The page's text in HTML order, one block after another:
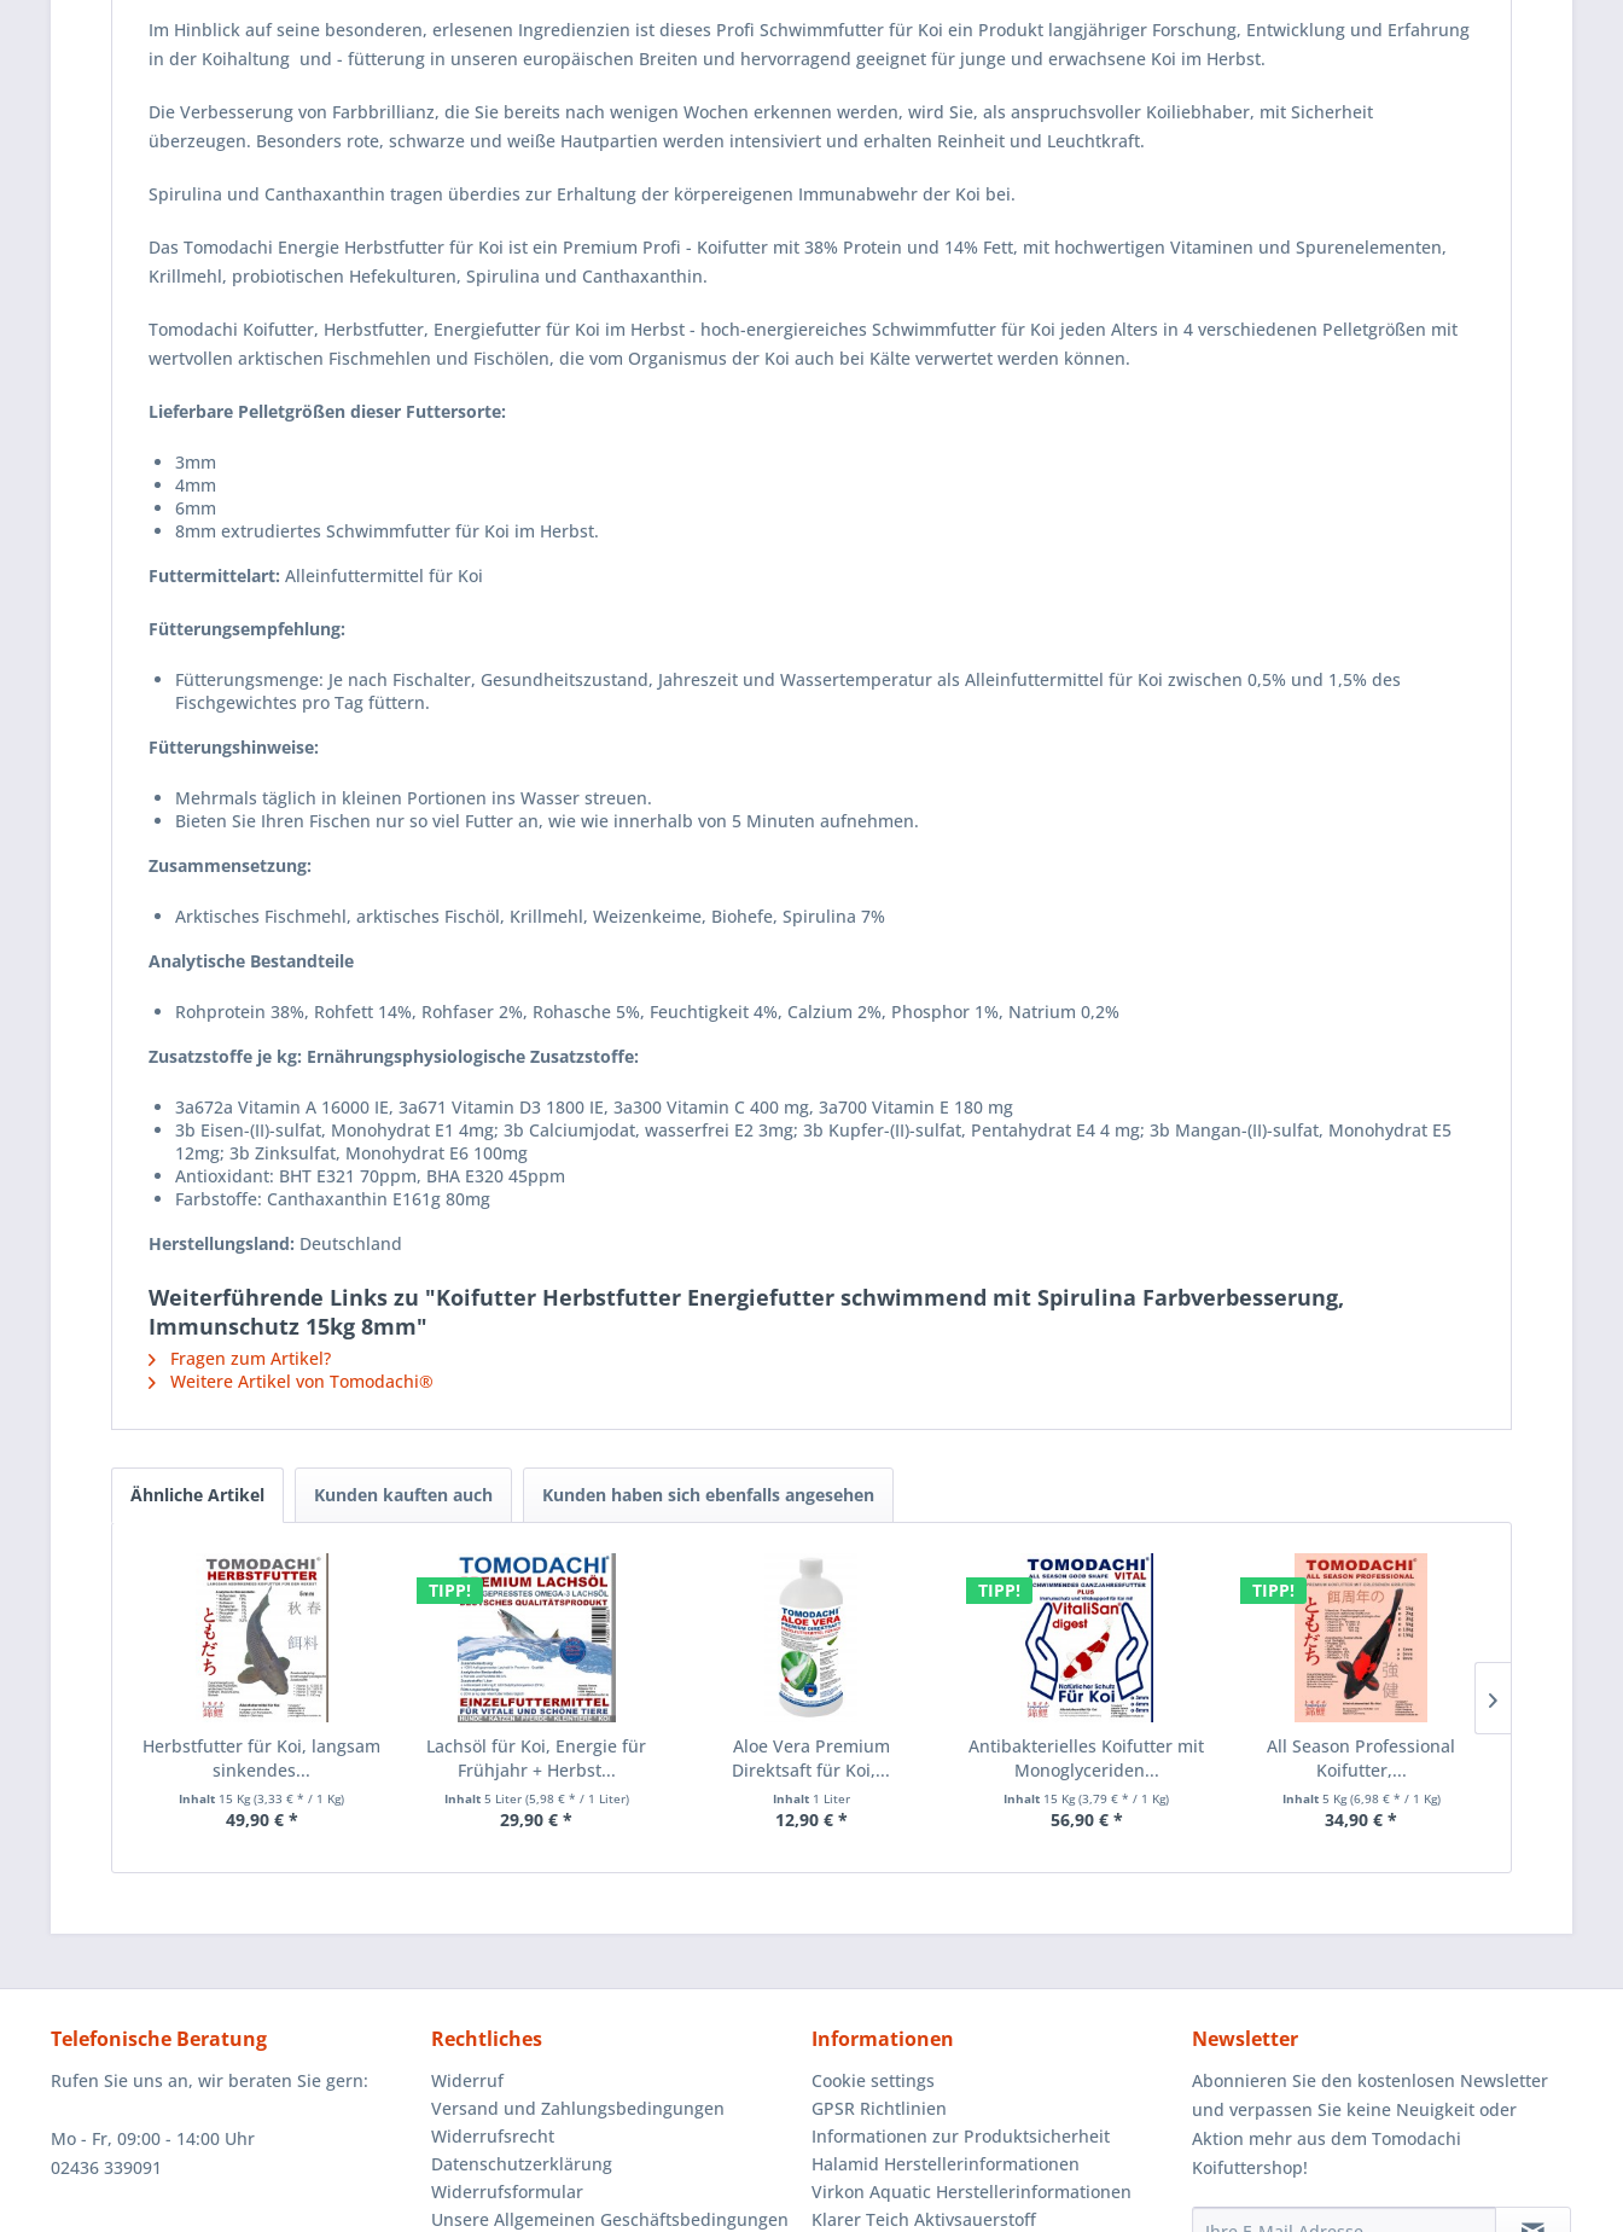
Im Hinblick auf seine besonderen, erlesenen Ingredienzien ist dieses Profi Schwimmfutter für Koi ein Produkt langjähriger Forschung, Entwicklung und Erfahrung
in der Koihaltung und - fütterung in unseren europäischen Breiten und hervorragend geeignet für junge und erwachsene Koi im Herbst.
Die Verbesserung von Farbbrillianz, die Sie bereits nach wenigen Wochen erkennen werden, wird Sie, als anspruchsvoller Koiliebhaber, mit Sicherheit
überzeugen. Besonders rote, schwarze und weiße Hautpartien werden intensiviert und erhalten Reinheit und Leuchtkraft.
Spirulina und Canthaxanthin tragen überdies zur Erhaltung der körpereigenen Immunabwehr der Koi bei.
Das Tomodachi Energie Herbstfutter für Koi ist ein Premium Profi - Koifutter mit 38% Protein und 14% Fett, mit hochwertigen Vitaminen und Spurenelementen,
Krillmehl, probiotischen Hefekulturen, Spirulina und Canthaxanthin.
Tomodachi Koifutter, Herbstfutter, Energiefutter für Koi im Herbst - hoch-energiereiches Schwimmfutter für Koi jeden Alters in 4 verschiedenen Pelletgrößen mit
wertvollen arktischen Fischmehlen und Fischölen, die vom Organismus der Koi auch bei Kälte verwertet werden können.
Lieferbare Pelletgrößen dieser Futtersorte:
3mm
4mm
6mm
8mm extrudiertes Schwimmfutter für Koi im Herbst.
Futtermittelart: Alleinfuttermittel für Koi
Fütterungsempfehlung:
Fütterungsmenge: Je nach Fischalter, Gesundheitszustand, Jahreszeit und Wassertemperatur als Alleinfuttermittel für Koi zwischen 0,5% und 1,5% des
Fischgewichtes pro Tag füttern.
Fütterungshinweise:
Mehrmals täglich in kleinen Portionen ins Wasser streuen.
Bieten Sie Ihren Fischen nur so viel Futter an, wie wie innerhalb von 5 Minuten aufnehmen.
Zusammensetzung:
Arktisches Fischmehl, arktisches Fischöl, Krillmehl, Weizenkeime, Biohefe, Spirulina 7%
Analytische Bestandteile
Rohprotein 38%, Rohfett 14%, Rohfaser 2%, Rohasche 5%, Feuchtigkeit 4%, Calzium 2%, Phosphor 1%, Natrium 0,2%
Zusatzstoffe je kg: Ernährungsphysiologische Zusatzstoffe:
3a672a Vitamin A 16000 IE, 3a671 Vitamin D3 1800 IE, 3a300 Vitamin C 400 mg, 3a700 Vitamin E 180 mg
3b Eisen-(II)-sulfat, Monohydrat E1 4mg; 3b Calciumjodat, wasserfrei E2 3mg; 3b Kupfer-(II)-sulfat, Pentahydrat E4 4 mg; 3b Mangan-(II)-sulfat, Monohydrat E5
12mg; 3b Zinksulfat, Monohydrat E6 100mg
Antioxidant: BHT E321 70ppm, BHA E320 45ppm
Farbstoffe: Canthaxanthin E161g 80mg
Herstellungsland: Deutschland
Weiterführende Links zu "Koifutter Herbstfutter Energiefutter schwimmend mit Spirulina Farbverbesserung,
Immunschutz 15kg 8mm"
Fragen zum Artikel?
Weitere Artikel von Tomodachi®
Ähnliche Artikel Kunden kauften auch Kunden haben sich ebenfalls angesehen
Herbstfutter für Koi, langsam
sinkendes...
Inhalt 15 Kg(3,33 € * / 1 Kg)
49,90 € *
TIPP!
Lachsöl für Koi, Energie für
Frühjahr + Herbst...
Inhalt 5 Liter (5,98 € * / 1 Liter)
29,90 € *
Aloe Vera Premium
Direktsaft für Koi,...
Inhalt 1 Liter
12,90 € *
TIPP!
Antibakterielles Koifutter mit
Monoglyceriden...
Inhalt 15 Kg(3,79 € * / 1 Kg)
56,90 € *
TIPP!
All Season Professional
Koifutter,...
Inhalt 5 Kg(6,98 € * / 1 Kg)
34,90 € *
Telefonische Beratung
Rufen Sie uns an, wir beraten Sie gern:
Mo - Fr, 09:00 - 14:00 Uhr
02436 339091
Rechtliches
Widerruf
Versand und Zahlungsbedingungen
Widerrufsrecht
Datenschutzerklärung
Widerrufsformular
Unsere Allgemeinen Geschäftsbedingungen
Informationen
Cookie settings
GPSR Richtlinien
Informationen zur Produktsicherheit
Halamid Herstellerinformationen
Virkon Aquatic Herstellerinformationen
Klarer Teich Aktivsauerstoff
Newsletter
Abonnieren Sie den kostenlosen Newsletter
und verpassen Sie keine Neuigkeit oder
Aktion mehr aus dem Tomodachi
Koifuttershop!